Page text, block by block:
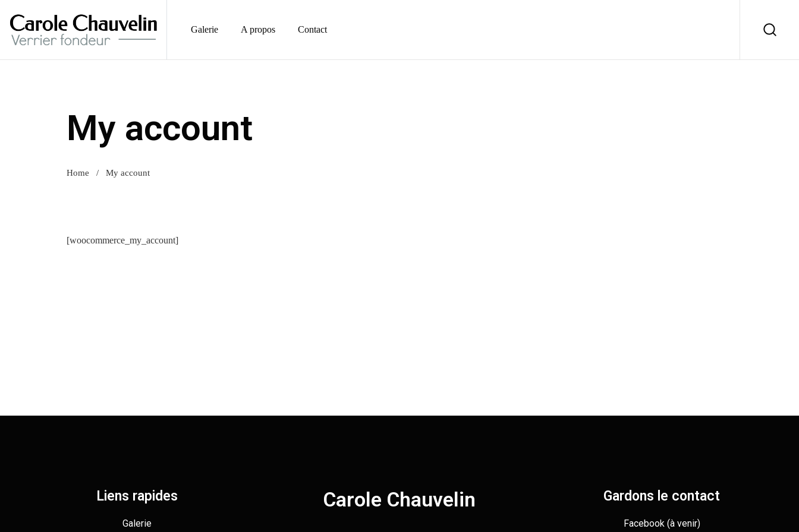
Galerie A propos Contact
My account
Home / My account
[woocommerce_my_account]
Liens rapides
Galerie
Carole Chauvelin Gardons le contact
Facebook (à venir)